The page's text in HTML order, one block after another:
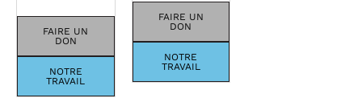
FAIRE UN
DON
NOTRE
TRAVAIL
FAIRE UN
DON
NOTRE
TRAVAIL